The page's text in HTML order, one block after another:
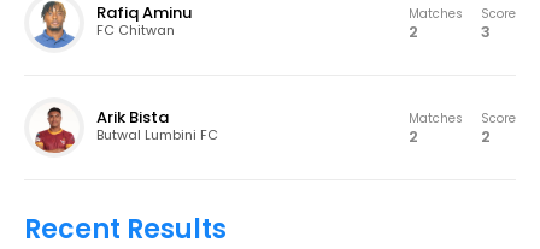
Rafiq Aminu
FC Chitwan
Matches
2
Score
3
Arik Bista
Butwal Lumbini FC
Matches
2
Score
2
Recent Results